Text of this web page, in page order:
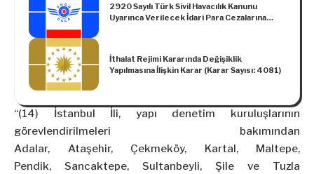
2920 Sayılı Türk Sivil Havacılık Kanunu
Uyarınca Verilecek İdari Para Cezalarına
İthalat Rejimi Kararında Değişiklik
Yapılmasına İlişkin Karar (Karar Sayısı: 4081)
“(14) İstanbul İli, yapı denetim kuruluşlarının
görevlendirilmeleri bakımından
Adalar, Ataşehir, Çekmeköy, Kartal, Maltepe,
Pendik, Sancaktepe, Sultanbeyli, Şile ve Tuzla